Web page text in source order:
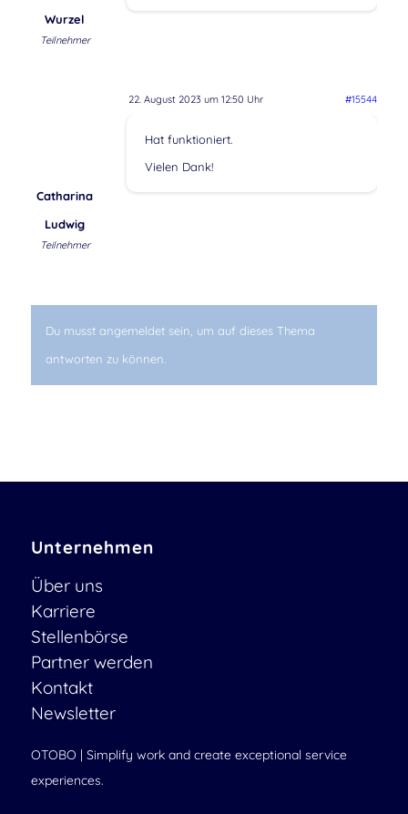
Wurzel
Teilnehmer
22. August 2023 um 12:50 Uhr #15544
Catharina
Ludwig
Teilnehmer
Hat funktioniert.
Vielen Dank!
Du musst angemeldet sein, um auf dieses Thema
antworten zu können.
Unternehmen
Über uns
Karriere
Stellenbörse
Partner werden
Kontakt
Newsletter
OTOBO | Simplify work and create exceptional service
experiences.